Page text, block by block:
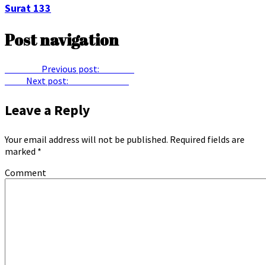
Surat 133
Post navigation
Previous post:
Next post:
Leave a Reply
Your email address will not be published. Required fields are
marked *
Comment